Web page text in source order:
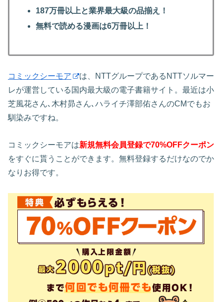
187万冊以上と業界最大級の品揃え！
無料で読める漫画は6万冊以上！
コミックシーモア
は、NTTグループであるNTTソルマー
レが運営している国内最大級の電子書籍サイト。最近は小
芝風花さん､木村昴さん､ハライチ澤部佑さんのCMでもお
馴染みですね。
コミックシーモアは新規無料会員登録で70%OFFクーポン
をすぐに貰うことができます。無料登録するだけなのでか
なりお得です。